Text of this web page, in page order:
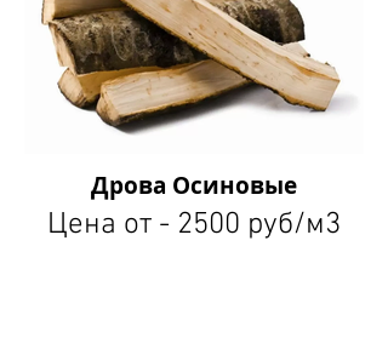
Дрова Осиновые
Цена от - 2500 руб/м3